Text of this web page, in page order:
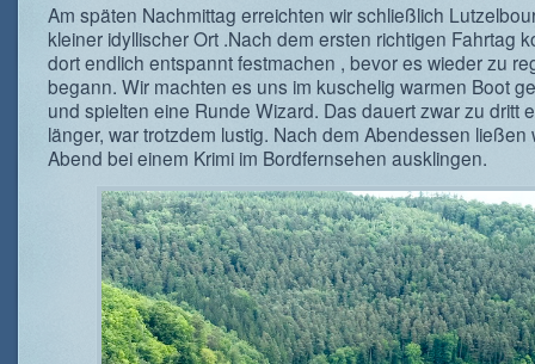
Am späten Nachmittag erreichten wir schließlich
kleiner idyllischer Ort .Nach dem ersten richtigen Fahrtag
dort endlich entspannt festmachen , bevor es wieder zu
begann. Wir machten es uns im kuschelig warmen Boot
und spielten eine Runde Wizard. Das dauert zwar zu dritt
länger, war trotzdem lustig. Nach dem Abendessen ließen
Abend bei einem Krimi im Bordfernsehen ausklingen.